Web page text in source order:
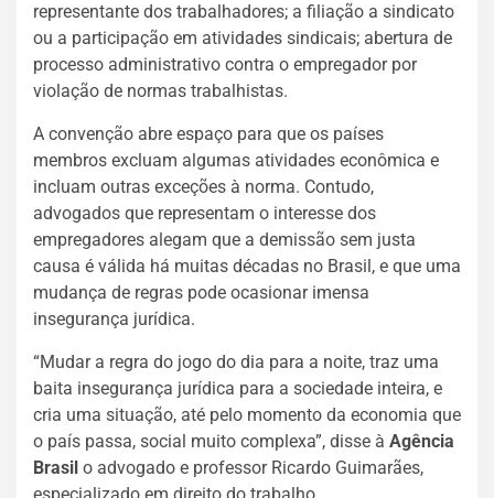
representante dos trabalhadores; a filiação a sindicato
ou a participação em atividades sindicais; abertura de
processo administrativo contra o empregador por
violação de normas trabalhistas.
A convenção abre espaço para que os países
membros excluam algumas atividades econômica e
incluam outras exceções à norma. Contudo,
advogados que representam o interesse dos
empregadores alegam que a demissão sem justa
causa é válida há muitas décadas no Brasil, e que uma
mudança de regras pode ocasionar imensa
insegurança jurídica.
“Mudar a regra do jogo do dia para a noite, traz uma
baita insegurança jurídica para a sociedade inteira, e
cria uma situação, até pelo momento da economia que
o país passa, social muito complexa”, disse à Agência
Brasil o advogado e professor Ricardo Guimarães,